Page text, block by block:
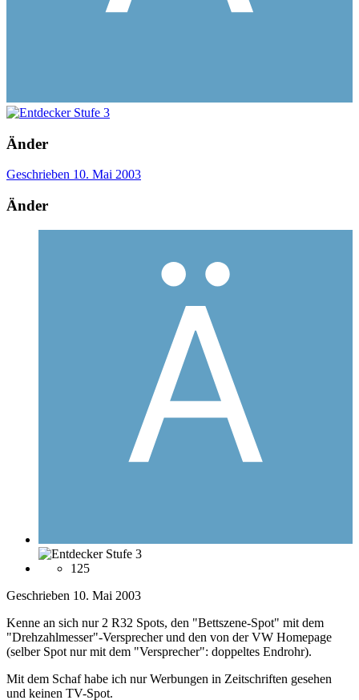
Änder
Geschrieben 10. Mai 2003
Änder
125
Geschrieben 10. Mai 2003
Kenne an sich nur 2 R32 Spots, den "Bettszene-Spot" mit dem
"Drehzahlmesser"-Versprecher und den von der VW Homepage
(selber Spot nur mit dem "Versprecher": doppeltes Endrohr).
Mit dem Schaf habe ich nur Werbungen in Zeitschriften gesehen
und keinen TV-Spot.